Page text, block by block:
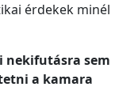
érdekek minél
nekifutásra sem
a kamara